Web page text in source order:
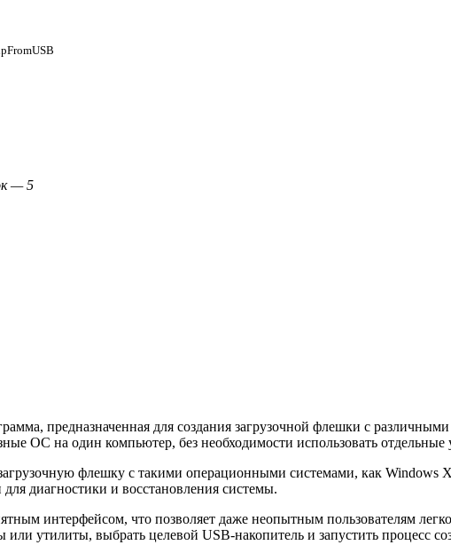
— 5
предназначенная для создания загрузочной флешки с
ОС на один компьютер, без необходимости использовать
флешку с такими операционными системами, как Windows
диагностики и восстановления системы.
интерфейсом, что позволяет даже неопытным пользователям
утилиты, выбрать целевой USB-накопитель и запустить процесс